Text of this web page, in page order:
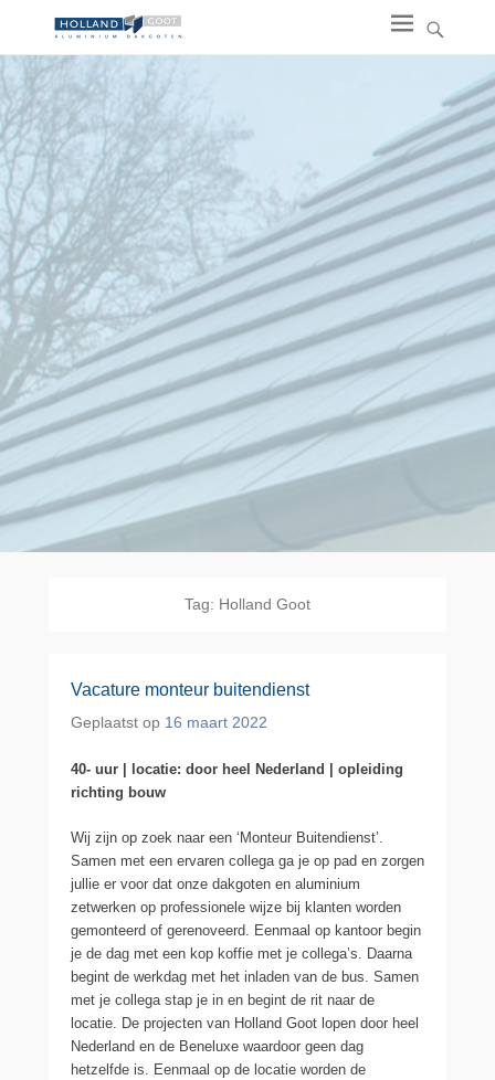
Tag: Holland Goot
Vacature monteur buitendienst
Geplaatst op 16 maart 2022
40- uur | locatie: door heel Nederland | opleiding
richting bouw
Wij zijn op zoek naar een ‘Monteur Buitendienst’.
Samen met een ervaren collega ga je op pad en zorgen
jullie er voor dat onze dakgoten en aluminium
zetwerken op professionele wijze bij klanten worden
gemonteerd of gerenoveerd. Eenmaal op kantoor begin
je de dag met een kop koffie met je collega’s. Daarna
begint de werkdag met het inladen van de bus. Samen
met je collega stap je in en begint de rit naar de
locatie. De projecten van Holland Goot lopen door heel
Nederland en de Beneluxe waardoor geen dag
hetzelfde is. Eenmaal op de locatie worden de